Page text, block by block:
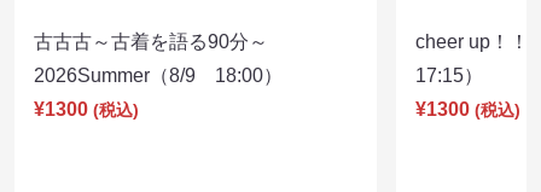
古古古～古着を語る90分～
2026Summer（8/9 18:00）
¥1300 (税込)
cheer up！
17:15）
¥1300 (税込)